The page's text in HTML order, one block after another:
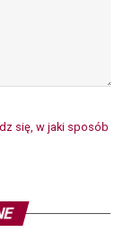
się, w jaki sposób